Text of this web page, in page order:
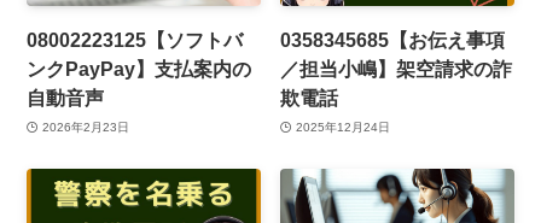
08002223125【ソフトバ
ンクPayPay】支払案内の
自動音声
2026年2月23日
0358345685【お伝え事項
／担当小嶋】架空請求の詐
欺電話
2025年12月24日